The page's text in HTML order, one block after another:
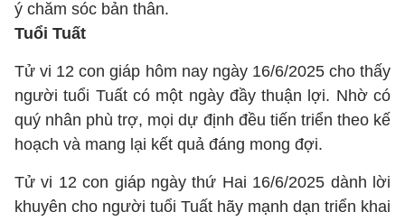
ý chăm sóc bản thân.
Tuổi Tuất
Tử vi 12 con giáp hôm nay ngày 16/6/2025 cho thấy
người tuổi Tuất có một ngày đầy thuận lợi. Nhờ có
quý nhân phù trợ, mọi dự định đều tiến triển theo kế
hoạch và mang lại kết quả đáng mong đợi.
Tử vi 12 con giáp ngày thứ Hai 16/6/2025 dành lời
khuyên cho người tuổi Tuất hãy mạnh dạn triển khai